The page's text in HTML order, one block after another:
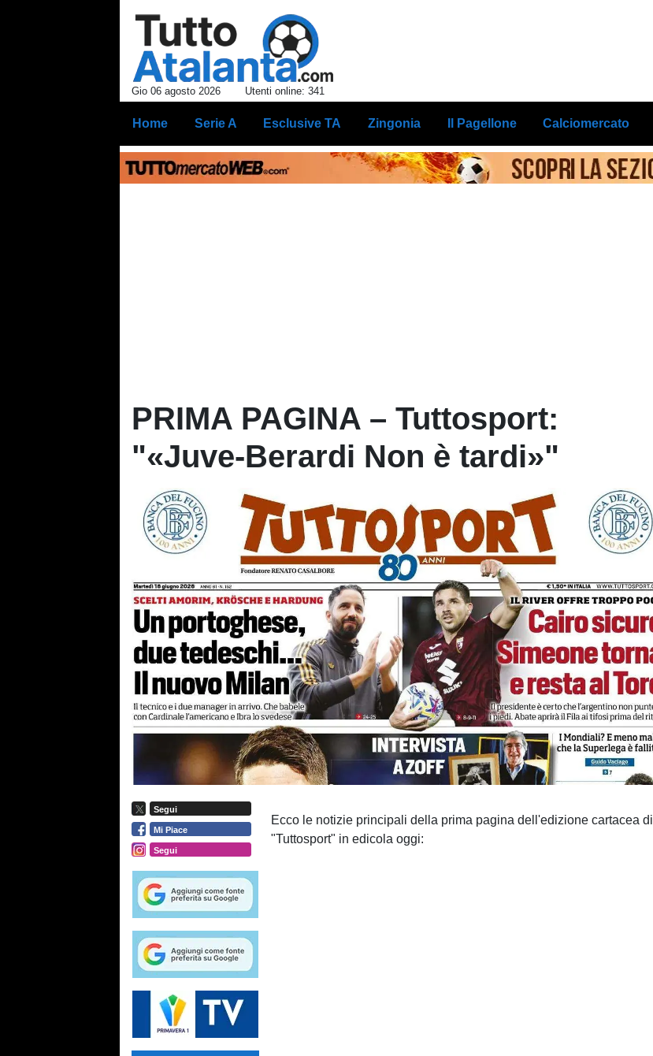
Gio 06 agosto 2026 Utenti online: 341
Home Serie A Esclusive TA Zingonia Il Pagellone Calciomercato
PRIMA PAGINA – Tuttosport:
"«Juve-Berardi Non è tardi»"
Segui
Mi Piace
Segui
Ecco le notizie principali della prima pagina dell'edizione cartacea di
"Tuttosport" in edicola oggi: